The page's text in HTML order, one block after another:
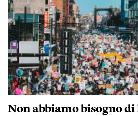
Non abbiamo bisogno di